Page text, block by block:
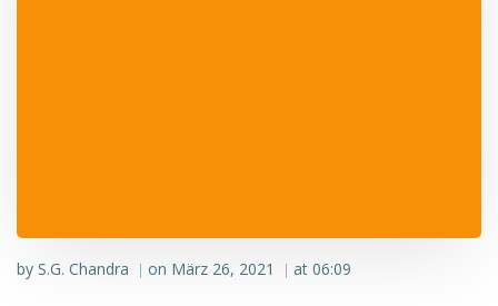
by S.G. Chandra | on März 26, 2021 | at 06:09